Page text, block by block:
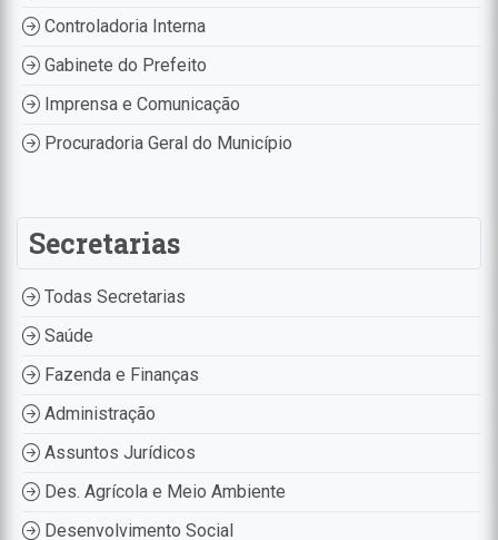
Controladoria Interna
Gabinete do Prefeito
Imprensa e Comunicação
Procuradoria Geral do Município
Secretarias
Todas Secretarias
Saúde
Fazenda e Finanças
Administração
Assuntos Jurídicos
Des. Agrícola e Meio Ambiente
Desenvolvimento Social